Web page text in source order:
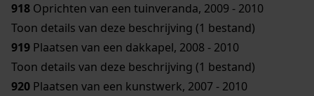
918 Oprichten van een tuinveranda, 2009 - 2010
Toon details van deze beschrijving (1 bestand)
919 Plaatsen van een dakkapel, 2008 - 2010
Toon details van deze beschrijving (1 bestand)
920 Plaatsen van een kunstwerk, 2007 - 2010